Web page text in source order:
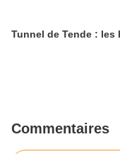
Tunnel de Tende : les
Commentaires